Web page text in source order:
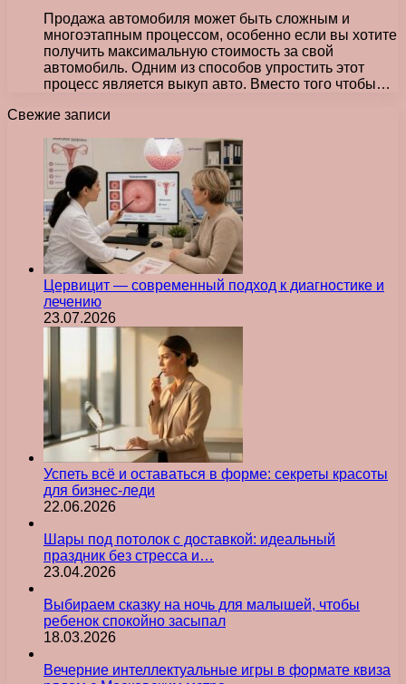
Продажа автомобиля может быть сложным и
многоэтапным процессом, особенно если вы хотите
получить максимальную стоимость за свой
автомобиль. Одним из способов упростить этот
процесс является выкуп авто. Вместо того чтобы…
Свежие записи
Цервицит — современный подход к диагностике и
лечению
23.07.2026
Успеть всё и оставаться в форме: секреты красоты
для бизнес-леди
22.06.2026
Шары под потолок с доставкой: идеальный
праздник без стресса и…
23.04.2026
Выбираем сказку на ночь для малышей, чтобы
ребенок спокойно засыпал
18.03.2026
Вечерние интеллектуальные игры в формате квиза